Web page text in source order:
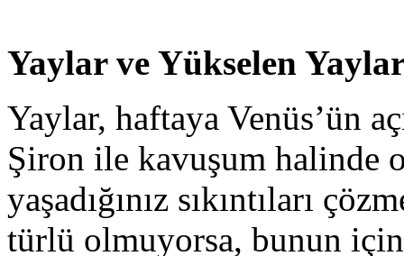
Yaylar ve Yükselen
Yaylar, haftaya Venüs’ün
Şiron ile kavuşum halinde
yaşadığınız sıkıntıları
türlü olmuyorsa, bunun için